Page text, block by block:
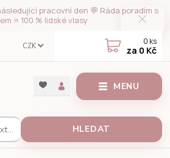
pracovní den 💬 Ráda poradím s
⭐ 100 % lidské vlasy
MENU
CZK
HLEDAT
0 ks
za 0 Kč